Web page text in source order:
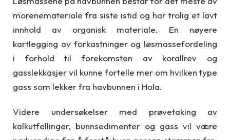
morenemateriale fra siste istid og har trolig et lavt
innhold av organisk materiale. En nøyere
kartlegging av forkastninger og løsmassefordeling
i forhold til forekomsten av korallrev og
gasslekkasjer vil kunne fortelle mer om hvilken type
gass som lekker fra havbunnen i Hola.
Videre undersøkelser med prøvetaking av
kalkutfellinger, bunnsedimenter og gass vil være